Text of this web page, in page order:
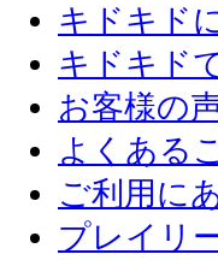
キドキド
キドキド
お客様の
よくある
ご利用に
プレイリ